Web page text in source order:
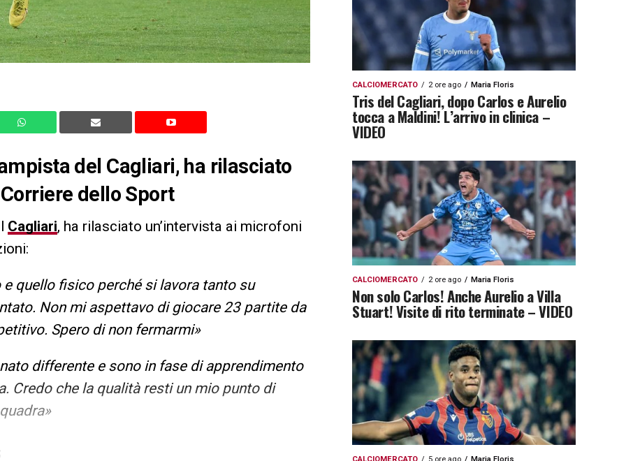
del Cagliari, ha rilasciato
dello Sport
Cagliari, ha rilasciato un’intervista ai microfoni
quello fisico perché si lavora tanto su
Non mi aspettavo di giocare 23 partite da
Spero di non fermarmi»
differente e sono in fase di apprendimento
Credo che la qualità resti un mio punto di
CALCIOMERCATO 2 ore ago Maria Floris
Tris del Cagliari, dopo Carlos e Aurelio
tocca a Maldini! L’arrivo in clinica –
VIDEO
CALCIOMERCATO 2 ore ago Maria Floris
Non solo Carlos! Anche Aurelio a Villa
Stuart! Visite di rito terminate – VIDEO